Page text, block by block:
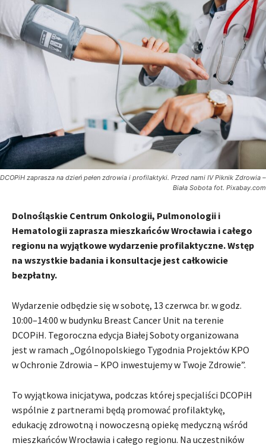
DCOPiH zaprasza na dzień pełen zdrowia i profilaktyki. Przed nami IV Piknik Zdrowia –
Biała Sobota fot. Pixabay.com
Dolnośląskie Centrum Onkologii, Pulmonologii i
Hematologii zaprasza mieszkańców Wrocławia i całego
regionu na wyjątkowe wydarzenie profilaktyczne. Wstęp
na wszystkie badania i konsultacje jest całkowicie
bezpłatny.
Wydarzenie odbędzie się w sobotę, 13 czerwca br. w godz.
10:00–14:00 w budynku Breast Cancer Unit na terenie
DCOPiH. Tegoroczna edycja Białej Soboty organizowana
jest w ramach „Ogólnopolskiego Tygodnia Projektów KPO
w Ochronie Zdrowia – KPO inwestujemy w Twoje Zdrowie”.
To wyjątkowa inicjatywa, podczas której specjaliści DCOPiH
wspólnie z partnerami będą promować profilaktykę,
edukację zdrowotną i nowoczesną opiekę medyczną wśród
mieszkańców Wrocławia i całego regionu. Na uczestników